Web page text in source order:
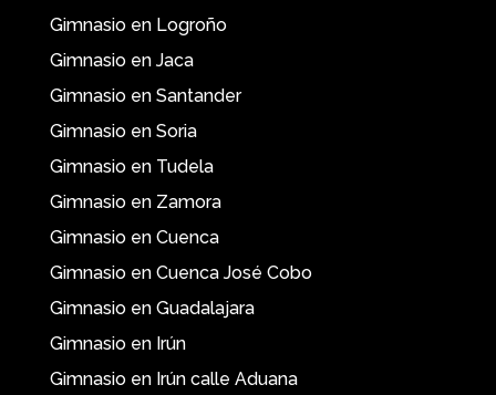
Gimnasio en Logroño
Gimnasio en Jaca
Gimnasio en Santander
Gimnasio en Soria
Gimnasio en Tudela
Gimnasio en Zamora
Gimnasio en Cuenca
Gimnasio en Cuenca José Cobo
Gimnasio en Guadalajara
Gimnasio en Irún
Gimnasio en Irún calle Aduana